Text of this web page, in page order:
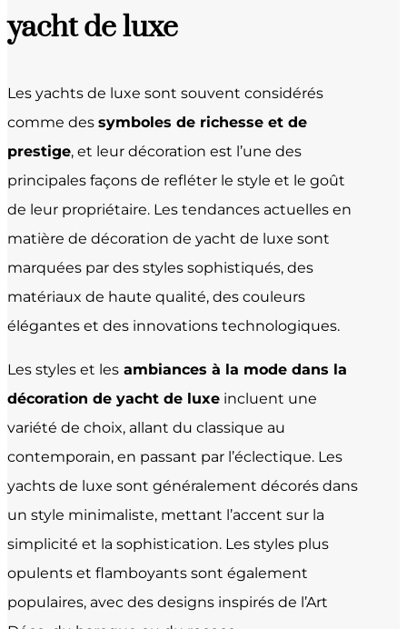
yacht de luxe
Les yachts de luxe sont souvent considérés
comme des symboles de richesse et de
prestige, et leur décoration est l’une des
principales façons de refléter le style et le goût
de leur propriétaire. Les tendances actuelles en
matière de décoration de yacht de luxe sont
marquées par des styles sophistiqués, des
matériaux de haute qualité, des couleurs
élégantes et des innovations technologiques.
Les styles et les ambiances à la mode dans la
décoration de yacht de luxe incluent une
variété de choix, allant du classique au
contemporain, en passant par l’éclectique. Les
yachts de luxe sont généralement décorés dans
un style minimaliste, mettant l’accent sur la
simplicité et la sophistication. Les styles plus
opulents et flamboyants sont également
populaires, avec des designs inspirés de l’Art